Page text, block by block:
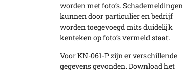
worden met foto’s. Schademeldingen
kunnen door particulier en bedrijf
worden toegevoegd mits duidelijk
kenteken op foto’s vermeld staat.
Voor KN-061-P zijn er verschillende
gegevens gevonden. Download het